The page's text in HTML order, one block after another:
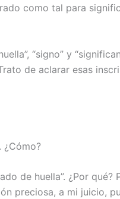
como tal para
“signo” y
de aclarar esas
¿Cómo?
de huella”. ¿Por
preciosa, a mi juicio,